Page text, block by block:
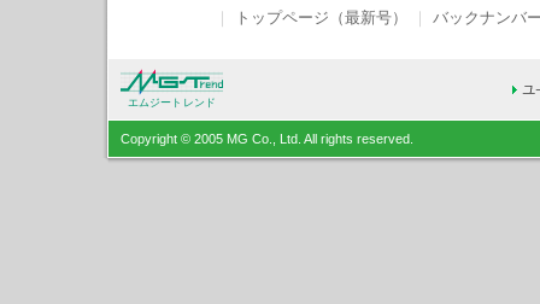
トップページ（最新号） バックナンバ
エムジートレンド
Copyright © 2005 MG Co., Ltd. All rights reserved.